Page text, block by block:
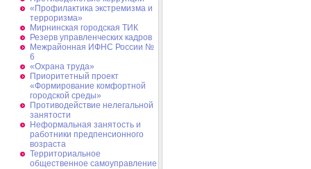
«Профилактика экстремизма и
терроризма»
Мирнинская городская ТИК
Резерв управленческих кадров
Межрайонная ИФНС России №
6
«Охрана труда»
Приоритетный проект
«Формирование комфортной
городской среды»
Противодействие нелегальной
занятости
Неформальная занятость и
работники предпенсионного
возраста
Территориальное
общественное самоуправление